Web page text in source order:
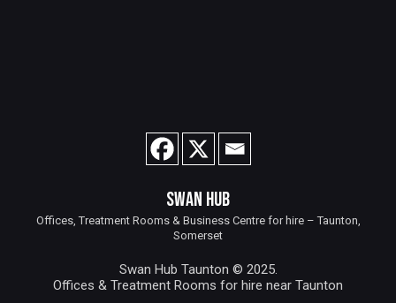
Swan Hub Taunton © 2025.
Offices & Treatment Rooms for hire near Taunton
SWAN HUB
Offices, Treatment Rooms & Business Centre for hire – Taunton,
Somerset